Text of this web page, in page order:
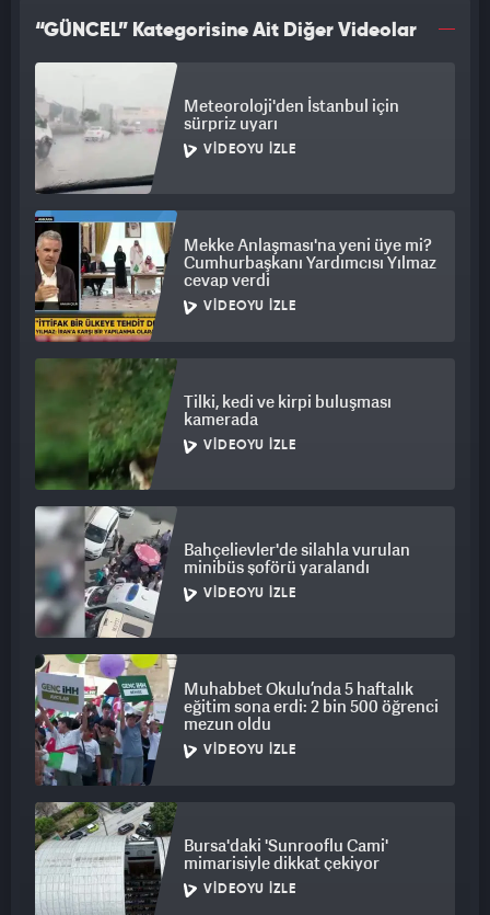
“GÜNCEL” Kategorisine Ait Diğer Videolar
Meteoroloji'den İstanbul için
sürpriz uyarı
VIDEOYU İZLE
Mekke Anlaşması'na yeni üye mi?
Cumhurbaşkanı Yardımcısı Yılmaz
cevap verdi
VIDEOYU İZLE
Tilki, kedi ve kirpi buluşması
kamerada
VIDEOYU İZLE
Bahçelievler'de silahla vurulan
minibüs şoförü yaralandı
VIDEOYU İZLE
Muhabbet Okulu’nda 5 haftalık
eğitim sona erdi: 2 bin 500 öğrenci
mezun oldu
VIDEOYU İZLE
Bursa'daki 'Sunrooflu Cami'
mimarisiyle dikkat çekiyor
VIDEOYU İZLE